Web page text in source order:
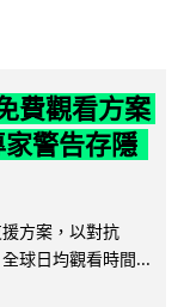
費觀看方案
警告存隱
方案，以對抗
球日均觀看時間...